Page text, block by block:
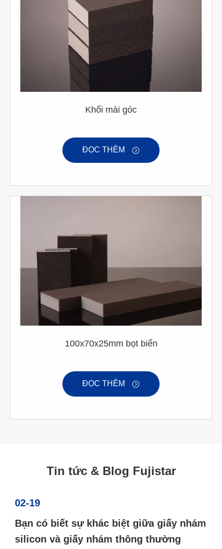
Khối mài góc
ĐỌC THÊM 
100x70x25mm bọt biển
ĐỌC THÊM 
Tin tức & Blog Fujistar
02-19
Bạn có biết sự khác biệt giữa giấy nhám
silicon và giấy nhám thông thường